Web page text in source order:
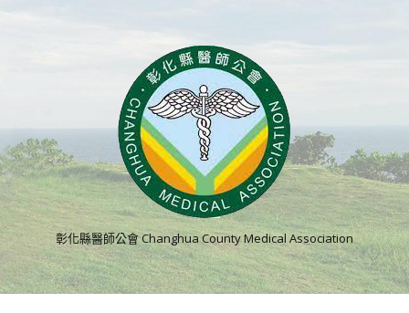
彰化縣醫師公會 Changhua County Medical Association